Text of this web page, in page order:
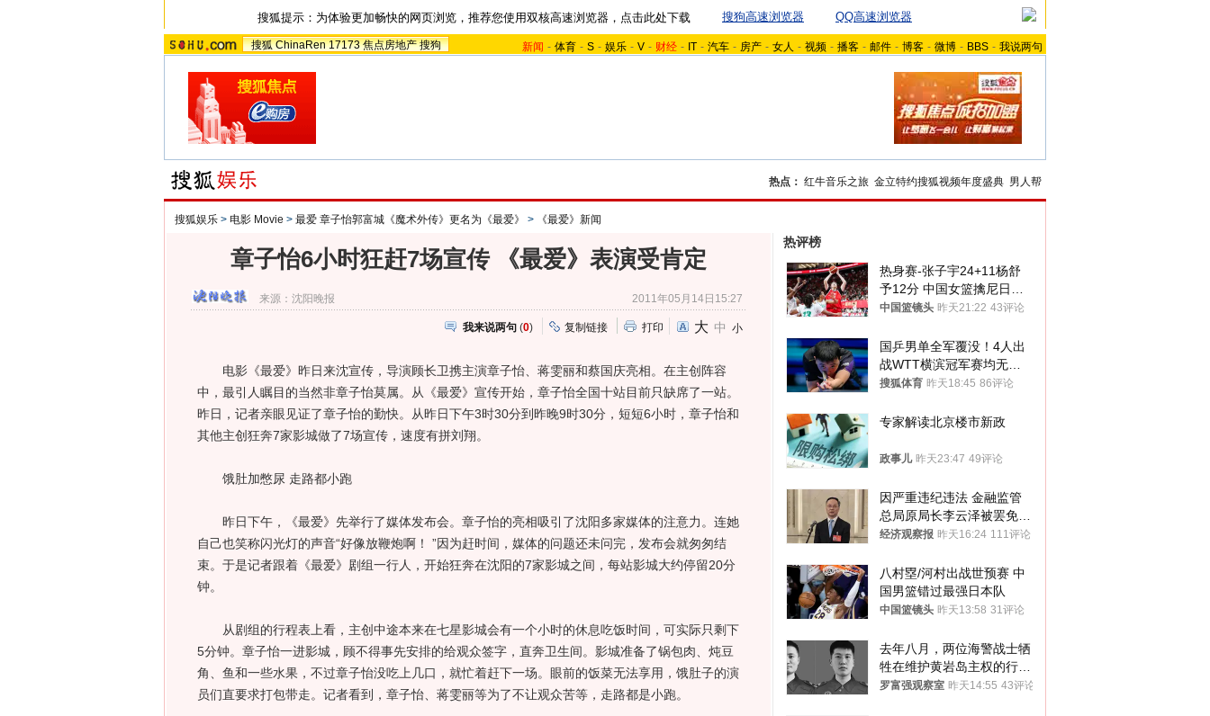
搜狐提示：为体验更加畅快的网页浏览，推荐您使用双核高速浏览器，点击此处下载 搜狗高速浏览器 QQ高速浏览器
搜狐 ChinaRen 17173 焦点房地产 搜狗 新闻 - 体育 - S - 娱乐 - V - 财经 - IT - 汽车 - 房产 - 女人 - 视频 - 播客 - 邮件 - 博客 - 微博 - BBS - 我说两句
热点： 红牛音乐之旅 金立特约搜狐视频年度盛典 男人帮
搜狐娱乐 > 电影 Movie > 最爱 章子怡郭富城《魔术外传》更名为《最爱》 > 《最爱》新闻
章子怡6小时狂赶7场宣传 《最爱》表演受肯定
来源：沈阳晚报 2011年05月14日15:27
我来说两句 (0) 复制链接 打印 大 中 小
电影《最爱》昨日来沈宣传，导演顾长卫携主演章子怡、蒋雯丽和蔡国庆亮相。在主创阵容
中，最引人瞩目的当然非章子怡莫属。从《最爱》宣传开始，章子怡全国十站目前只缺席了一站。
昨日，记者亲眼见证了章子怡的勤快。从昨日下午3时30分到昨晚9时30分，短短6小时，章子怡和
其他主创狂奔7家影城做了7场宣传，速度有拼刘翔。
饿肚加憋尿 走路都小跑
昨日下午，《最爱》先举行了媒体发布会。章子怡的亮相吸引了沈阳多家媒体的注意力。连她
自己也笑称闪光灯的声音“好像放鞭炮啊！ ”因为赶时间，媒体的问题还未问完，发布会就匆匆结
束。于是记者跟着《最爱》剧组一行人，开始狂奔在沈阳的7家影城之间，每站影城大约停留20分
钟。
从剧组的行程表上看，主创中途本来在七星影城会有一个小时的休息吃饭时间，可实际只剩下
5分钟。章子怡一进影城，顾不得事先安排的给观众签字，直奔卫生间。影城准备了锅包肉、炖豆
角、鱼和一些水果，不过章子怡没吃上几口，就忙着赶下一场。眼前的饭菜无法享用，饿肚子的演
员们直要求打包带走。记者看到，章子怡、蒋雯丽等为了不让观众苦等，走路都是小跑。
热评榜
热身赛-张子宇24+11杨舒
予12分 中国女篮擒尼日利
亚
中国篮镜头 昨天21:22 43评论
国乒男单全军覆没！4人出
战WTT横滨冠军赛均无缘
八强
搜狐体育 昨天18:45 86评论
专家解读北京楼市新政
政事儿 昨天23:47 49评论
因严重违纪违法 金融监管
总局原局长李云泽被罢免全
国人大代表
经济观察报 昨天16:24 111评论
八村塁/河村出战世预赛 中
国男篮错过最强日本队
中国篮镜头 昨天13:58 31评论
去年八月，两位海警战士牺
牲在维护黄岩岛主权的行动
中
罗富强观察室 昨天14:55 43评论